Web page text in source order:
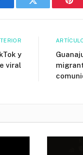
Twitter
y
viral